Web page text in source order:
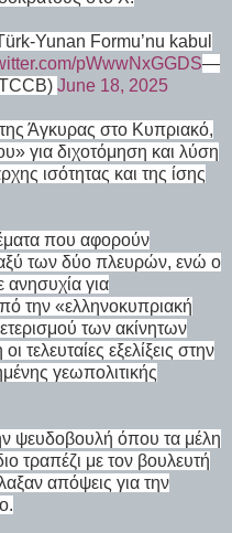
Yunan Formu’nu kabul
pWwwNxGGDS—
June 18, 2025
Άγκυρας στο Κυπριακό,
για διχοτόμηση και λύση
ισότητας και της ίσης
που αφορούν
των δύο πλευρών, ενώ ο
ανησυχία για
την «ελληνοκυπριακή
των ακίνητων
τελευταίες εξελίξεις στην
γεωπολιτικής
ψευδοβουλή όπου τα μέλη
τραπέζι με τον βουλευτή
απόψεις για την